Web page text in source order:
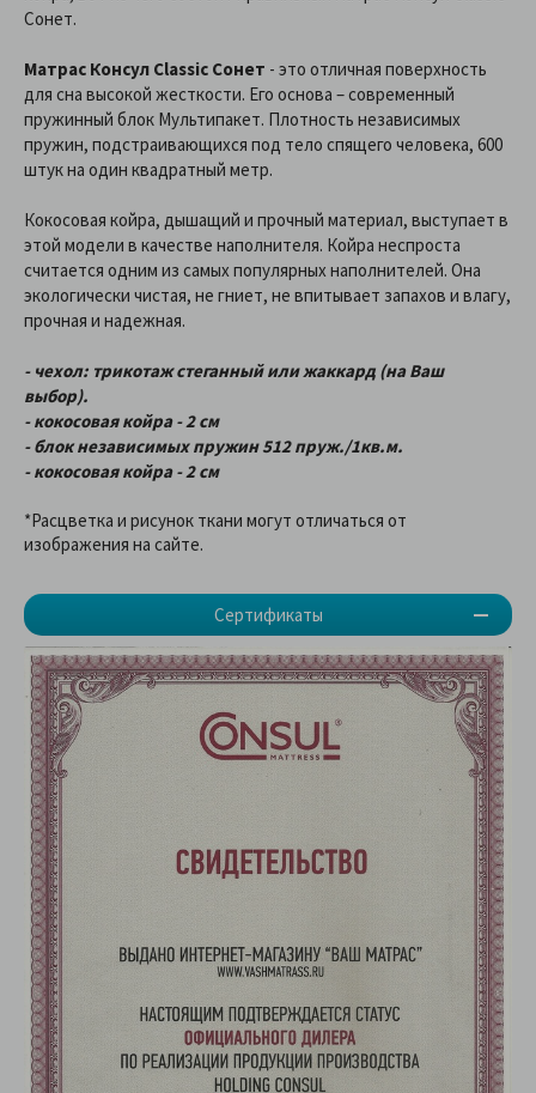
Сертификаты
Сонет.
Матрас Консул Classic Сонет - это отличная поверхность
для сна высокой жесткости. Его основа – современный
пружинный блок Мультипакет. Плотность независимых
пружин, подстраивающихся под тело спящего человека, 600
штук на один квадратный метр.
Кокосовая койра, дышащий и прочный материал, выступает в
этой модели в качестве наполнителя. Койра неспроста
считается одним из самых популярных наполнителей. Она
экологически чистая, не гниет, не впитывает запахов и влагу,
прочная и надежная.
- чехол: трикотаж стеганный или жаккард (на Ваш
выбор).
- кокосовая койра - 2 см
- блок независимых пружин 512 пруж./1кв.м.
- кокосовая койра - 2 см
*Расцветка и рисунок ткани могут отличаться от
изображения на сайте.